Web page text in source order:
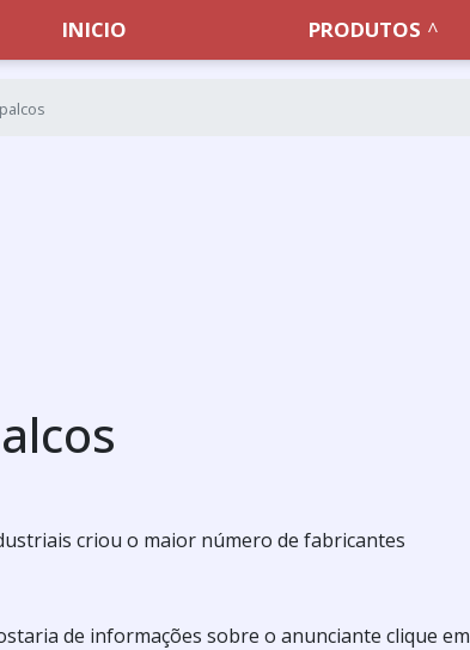
INICIO PRODUTOS
criou o maior número de fabricantes
de informações sobre o anunciante clique em